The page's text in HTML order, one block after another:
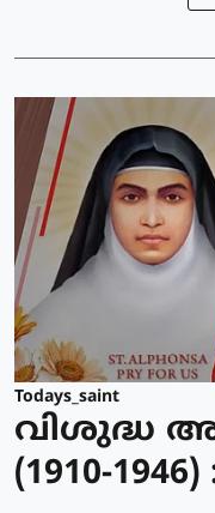
Todays_saint
വിശുദ്ധ
(1910-